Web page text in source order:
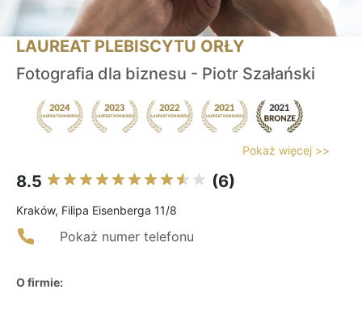
LAUREAT PLEBISCYTU ORŁY
Fotografia dla biznesu - Piotr Szałański
Pokaż więcej >>
8.5 (6)
Kraków, Filipa Eisenberga 11/8
Pokaż numer telefonu
O firmie: